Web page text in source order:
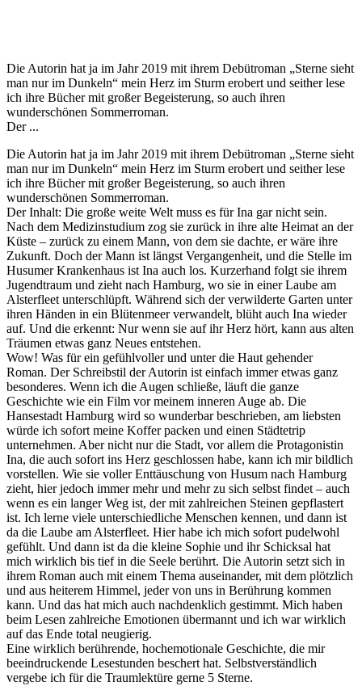
Die Autorin hat ja im Jahr 2019 mit ihrem Debütroman „Sterne sieht
man nur im Dunkeln“ mein Herz im Sturm erobert und seither lese
ich ihre Bücher mit großer Begeisterung, so auch ihren
wunderschönen Sommerroman.
Der ...
Die Autorin hat ja im Jahr 2019 mit ihrem Debütroman „Sterne sieht
man nur im Dunkeln“ mein Herz im Sturm erobert und seither lese
ich ihre Bücher mit großer Begeisterung, so auch ihren
wunderschönen Sommerroman.
Der Inhalt: Die große weite Welt muss es für Ina gar nicht sein.
Nach dem Medizinstudium zog sie zurück in ihre alte Heimat an der
Küste – zurück zu einem Mann, von dem sie dachte, er wäre ihre
Zukunft. Doch der Mann ist längst Vergangenheit, und die Stelle im
Husumer Krankenhaus ist Ina auch los. Kurzerhand folgt sie ihrem
Jugendtraum und zieht nach Hamburg, wo sie in einer Laube am
Alsterfleet unterschlüpft. Während sich der verwilderte Garten unter
ihren Händen in ein Blütenmeer verwandelt, blüht auch Ina wieder
auf. Und die erkennt: Nur wenn sie auf ihr Herz hört, kann aus alten
Träumen etwas ganz Neues entstehen.
Wow! Was für ein gefühlvoller und unter die Haut gehender
Roman. Der Schreibstil der Autorin ist einfach immer etwas ganz
besonderes. Wenn ich die Augen schließe, läuft die ganze
Geschichte wie ein Film vor meinem inneren Auge ab. Die
Hansestadt Hamburg wird so wunderbar beschrieben, am liebsten
würde ich sofort meine Koffer packen und einen Städtetrip
unternehmen. Aber nicht nur die Stadt, vor allem die Protagonistin
Ina, die auch sofort ins Herz geschlossen habe, kann ich mir bildlich
vorstellen. Wie sie voller Enttäuschung von Husum nach Hamburg
zieht, hier jedoch immer mehr und mehr zu sich selbst findet – auch
wenn es ein langer Weg ist, der mit zahlreichen Steinen gepflastert
ist. Ich lerne viele unterschiedliche Menschen kennen, und dann ist
da die Laube am Alsterfleet. Hier habe ich mich sofort pudelwohl
gefühlt. Und dann ist da die kleine Sophie und ihr Schicksal hat
mich wirklich bis tief in die Seele berührt. Die Autorin setzt sich in
ihrem Roman auch mit einem Thema auseinander, mit dem plötzlich
und aus heiterem Himmel, jeder von uns in Berührung kommen
kann. Und das hat mich auch nachdenklich gestimmt. Mich haben
beim Lesen zahlreiche Emotionen übermannt und ich war wirklich
auf das Ende total neugierig.
Eine wirklich berührende, hochemotionale Geschichte, die mir
beeindruckende Lesestunden beschert hat. Selbstverständlich
vergebe ich für die Traumlektüre gerne 5 Sterne.